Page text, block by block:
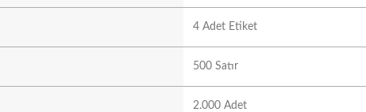
4 Adet Etiket
500 Satır
2.000 Adet